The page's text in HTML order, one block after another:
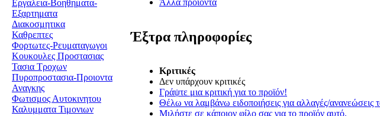
Εργαλεια-Βοηθηματα-
Εξαρτηματα
Διακοσμητικα
Καθρεπτες
Φορτωτες-Ρευματαγωγοι
Κουκουλες Προστασιας
Τασια Τροχων
Πυροπροστασια-Προιοντα
Αναγκης
Φωτισμος Αυτοκινητου
Καλυμματα Τιμονιων
Έξτρα πληροφορίες
Κριτικές
Δεν υπάρχουν κριτικές
Γράψτε μια κριτική για το προϊόν!
Θέλω να λαμβάνω ειδοποιήσεις για αλλαγές/ανανεώσεις
Μιλήστε σε κάποιον φίλο σας για το προϊόν αυτό.